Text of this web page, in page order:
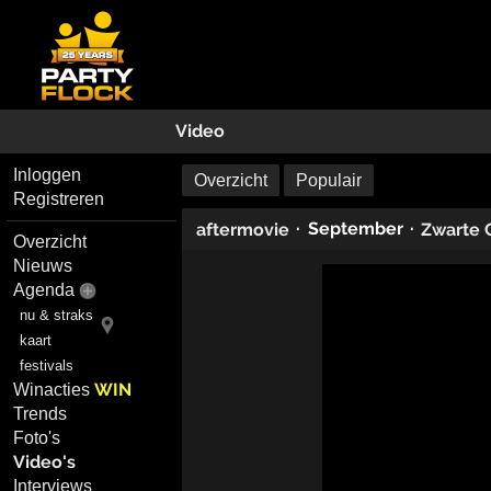
Video
Inloggen
Registreren
Overzicht
Nieuws
Agenda
nu & straks
kaart
festivals
WinactiesWIN
Trends
Foto's
Video's
Interviews
Overzicht Populair
aftermovie · September · Zwarte